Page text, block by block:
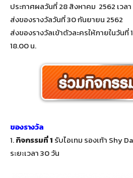
ประกาศผลวันที่ 28 สิงหาคม 2562 เวลา
ส่งของรางวัลวันที่ 30 กันยายน 2562
ส่งของรางวัลเข้าตัวละครให้ภายในวันที่
18.00 น.
ของรางวัล
1.กิจกรรมที่ 1 รับไอเทม รองเท้า Shy
ระยะเวลา 30 วัน